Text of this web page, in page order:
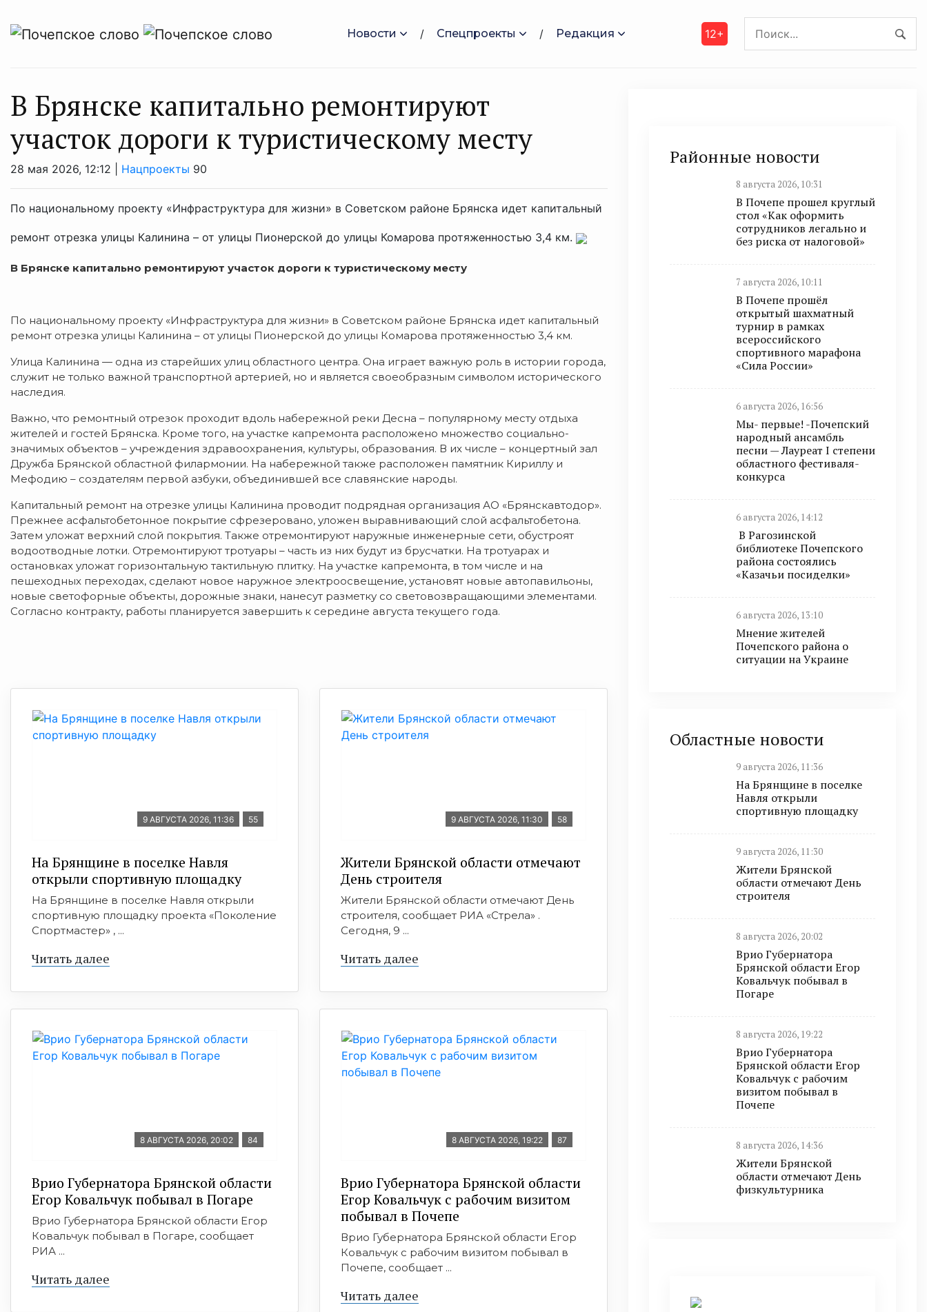
Новости Спецпроекты Редакция 12+
В Брянске капитально ремонтируют
участок дороги к туристическому месту
28 мая 2026, 12:12 | Нацпроекты 90
По национальному проекту «Инфраструктура для жизни» в Советском районе Брянска идет капитальный
ремонт отрезка улицы Калинина – от улицы Пионерской до улицы Комарова протяженностью 3,4 км.
В Брянске капитально ремонтируют участок дороги к туристическому месту
По национальному проекту «Инфраструктура для жизни» в Советском районе Брянска идет капитальный
ремонт отрезка улицы Калинина – от улицы Пионерской до улицы Комарова протяженностью 3,4 км.
Улица Калинина — одна из старейших улиц областного центра. Она играет важную роль в истории города,
служит не только важной транспортной артерией, но и является своеобразным символом исторического
наследия.
Важно, что ремонтный отрезок проходит вдоль набережной реки Десна – популярному месту отдыха
жителей и гостей Брянска. Кроме того, на участке капремонта расположено множество социально-
значимых объектов – учреждения здравоохранения, культуры, образования. В их числе – концертный зал
Дружба Брянской областной филармонии. На набережной также расположен памятник Кириллу и
Мефодию – создателям первой азбуки, объединившей все славянские народы.
Капитальный ремонт на отрезке улицы Калинина проводит подрядная организация АО «Брянскавтодор».
Прежнее асфальтобетонное покрытие сфрезеровано, уложен выравнивающий слой асфальтобетона.
Затем уложат верхний слой покрытия. Также отремонтируют наружные инженерные сети, обустроят
водоотводные лотки. Отремонтируют тротуары – часть из них будут из брусчатки. На тротуарах и
остановках уложат горизонтальную тактильную плитку. На участке капремонта, в том числе и на
пешеходных переходах, сделают новое наружное электроосвещение, установят новые автопавильоны,
новые светофорные объекты, дорожные знаки, нанесут разметку со световозвращающими элементами.
Согласно контракту, работы планируется завершить к середине августа текущего года.
9 АВГУСТА 2026, 11:36 55
На Брянщине в поселке Навля
открыли спортивную площадку
На Брянщине в поселке Навля открыли
спортивную площадку проекта «Поколение
Спортмастер» , ...
Читать далее
9 АВГУСТА 2026, 11:30 58
Жители Брянской области отмечают
День строителя
Жители Брянской области отмечают День
строителя, сообщает РИА «Стрела» .
Сегодня, 9 ...
Читать далее
8 АВГУСТА 2026, 20:02 84
Врио Губернатора Брянской области
Егор Ковальчук побывал в Погаре
Врио Губернатора Брянской области Егор
Ковальчук побывал в Погаре, сообщает
РИА ...
Читать далее
8 АВГУСТА 2026, 19:22 87
Врио Губернатора Брянской области
Егор Ковальчук с рабочим визитом
побывал в Почепе
Врио Губернатора Брянской области Егор
Ковальчук с рабочим визитом побывал в
Почепе, сообщает ...
Читать далее
Районные новости
8 августа 2026, 10:31
В Почепе прошел круглый
стол «Как оформить
сотрудников легально и
без риска от налоговой»
7 августа 2026, 10:11
В Почепе прошёл
открытый шахматный
турнир в рамках
всероссийского
спортивного марафона
«Сила России»
6 августа 2026, 16:56
Мы- первые! -Почепский
народный ансамбль
песни — Лауреат I степени
областного фестиваля-
конкурса
6 августа 2026, 14:12
В Рагозинской
библиотеке Почепского
района состоялись
«Казачьи посиделки»
6 августа 2026, 13:10
Мнение жителей
Почепского района о
ситуации на Украине
Областные новости
9 августа 2026, 11:36
На Брянщине в поселке
Навля открыли
спортивную площадку
9 августа 2026, 11:30
Жители Брянской
области отмечают День
строителя
8 августа 2026, 20:02
Врио Губернатора
Брянской области Егор
Ковальчук побывал в
Погаре
8 августа 2026, 19:22
Врио Губернатора
Брянской области Егор
Ковальчук с рабочим
визитом побывал в
Почепе
8 августа 2026, 14:36
Жители Брянской
области отмечают День
физкультурника